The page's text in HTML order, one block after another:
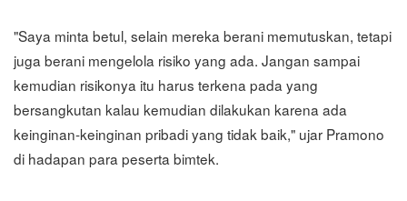
"Saya minta betul, selain mereka berani memutuskan, tetapi
juga berani mengelola risiko yang ada. Jangan sampai
kemudian risikonya itu harus terkena pada yang
bersangkutan kalau kemudian dilakukan karena ada
keinginan-keinginan pribadi yang tidak baik," ujar Pramono
di hadapan para peserta bimtek.